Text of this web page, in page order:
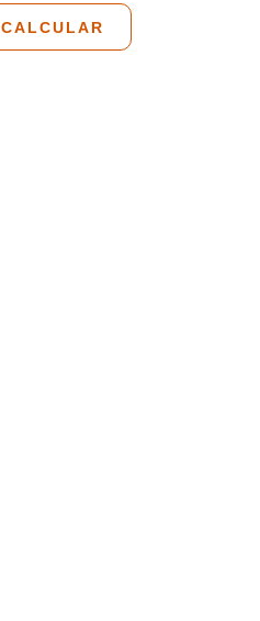
ALTERAR CEP
CALCULAR